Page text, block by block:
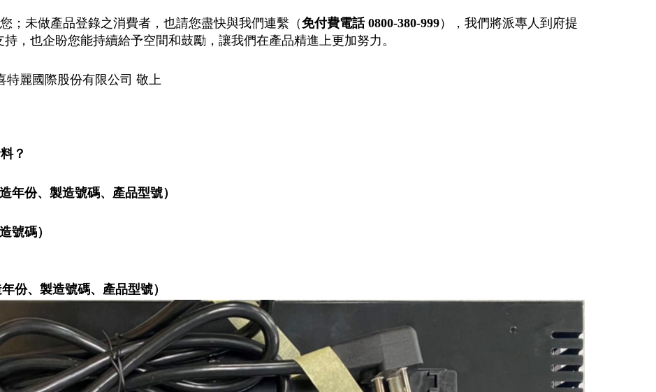
；未做產品登錄之消費者，也請您盡快與我們連繫（免付費電話 0800-380-999），我們將派專人到府提
，也企盼您能持續給予空間和鼓勵，讓我們在產品精進上更加努力。
限公司 敬上
？
年份、製造號碼、產品型號）
號碼）
份、製造號碼、產品型號）